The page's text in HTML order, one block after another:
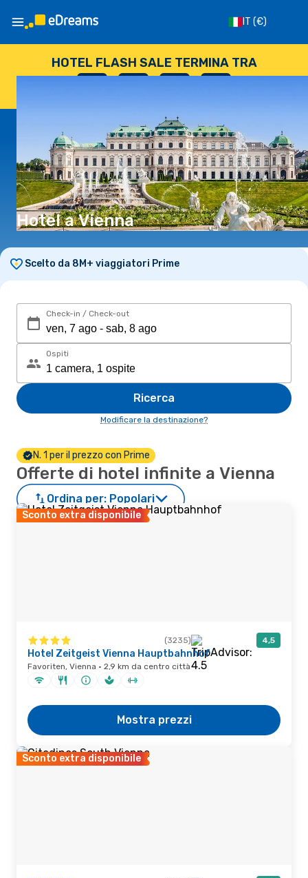
IT (€)
HOTEL FLASH SALE TERMINA TRA
Hotel a Vienna
Scelto da 8M+ viaggiatori Prime
Check-in / Check-out
Ospiti
Ricerca
Modificare la destinazione?
N. 1 per il prezzo con Prime
Offerte di hotel infinite a Vienna
Ordina per: Popolari
Sconto extra disponibile
(3235) 4,5
Hotel Zeitgeist Vienna Hauptbahnhof
Favoriten, Vienna · 2,9 km da centro città
Mostra prezzi
Sconto extra disponibile